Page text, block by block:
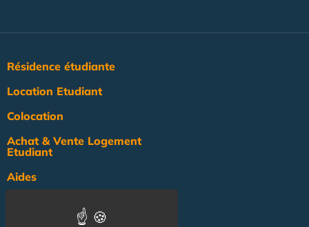
Résidence étudiante
Location Etudiant
Colocation
Achat & Vente Logement
Etudiant
Aides